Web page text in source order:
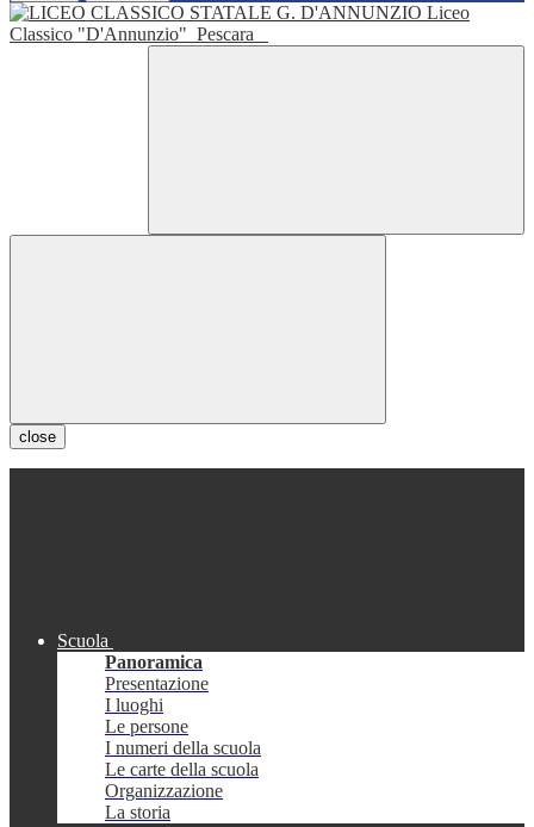
Liceo
Classico "D'Annunzio" Pescara
close
Scuola
Panoramica
Presentazione
I luoghi
Le persone
I numeri della scuola
Le carte della scuola
Organizzazione
La storia